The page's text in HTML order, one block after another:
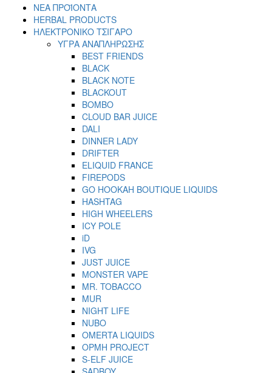
ΝΕΑ ΠΡΟΪΟΝΤΑ
HERBAL PRODUCTS
ΗΛΕΚΤΡΟΝΙΚΟ ΤΣΙΓΑΡΟ
ΥΓΡΑ ΑΝΑΠΛΗΡΩΣΗΣ
BEST FRIENDS
BLACK
BLACK NOTE
BLACKOUT
BOMBO
CLOUD BAR JUICE
DALI
DINNER LADY
DRIFTER
ELIQUID FRANCE
FIREPODS
GO HOOKAH BOUTIQUE LIQUIDS
HASHTAG
HIGH WHEELERS
ICY POLE
iD
IVG
JUST JUICE
MONSTER VAPE
MR. TOBACCO
MUR
NIGHT LIFE
NUBO
OMERTA LIQUIDS
OPMH PROJECT
S-ELF JUICE